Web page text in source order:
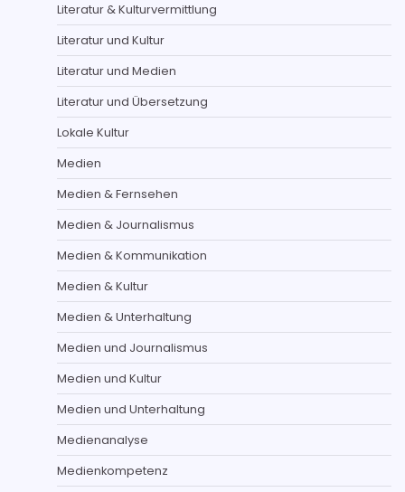
Literatur & Kulturvermittlung
Literatur und Kultur
Literatur und Medien
Literatur und Übersetzung
Lokale Kultur
Medien
Medien & Fernsehen
Medien & Journalismus
Medien & Kommunikation
Medien & Kultur
Medien & Unterhaltung
Medien und Journalismus
Medien und Kultur
Medien und Unterhaltung
Medienanalyse
Medienkompetenz